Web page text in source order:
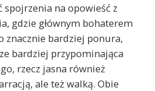
na opowieść z
gdzie głównym bohaterem
znacznie bardziej ponura,
bardziej przypominająca
rzecz jasna również
ale też walką. Obie